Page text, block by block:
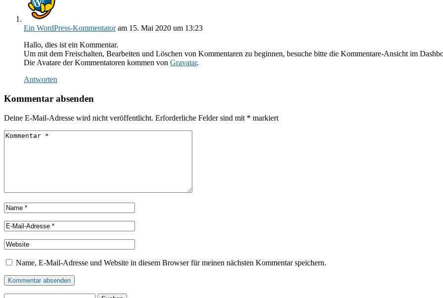
Ein WordPress-Kommentator am 15. Mai 2020 um 13:23
Hallo, dies ist ein Kommentar.
Um mit dem Freischalten, Bearbeiten und Löschen von Kommentaren zu beginnen, besuche bitte die Kommentare-Ansicht im
Die Avatare der Kommentatoren kommen von Gravatar.
Antworten
Kommentar absenden
Deine E-Mail-Adresse wird nicht veröffentlicht. Erforderliche Felder sind mit * markiert
Name, E-Mail-Adresse und Website in diesem Browser für meinen nächsten Kommentar speichern.